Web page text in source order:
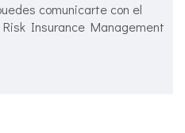
comunicarte con el
Risk Insurance Management